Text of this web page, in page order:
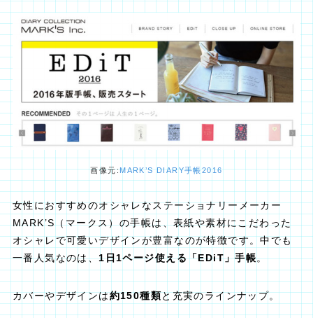
画像元:MARK’S DIARY手帳2016
女性におすすめのオシャレなステーショナリーメーカー
MARK’S（マークス）の手帳は、表紙や素材にこだわった
オシャレで可愛いデザインが豊富なのが特徴です。中でも
一番人気なのは、1日1ページ使える「EDiT」手帳。
カバーやデザインは約150種類と充実のラインナップ。